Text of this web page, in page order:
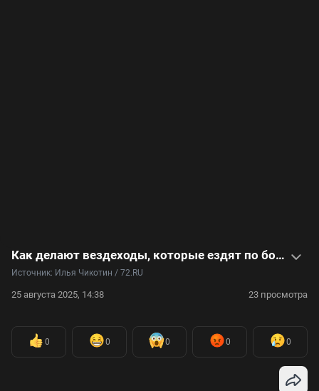
Как делают вездеходы, которые ездят по болоту, переплывают реки и даже спасают людей
Источник: Илья Чикотин / 72.RU
25 августа 2025, 14:38 23 просмотра
0 0 0 0 0